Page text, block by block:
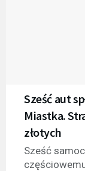
Sześć aut
Miastka.
złotych
Sześć